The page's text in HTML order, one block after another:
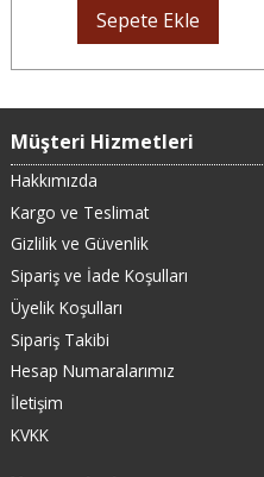
Sepete Ekle
Müşteri Hizmetleri
Hakkımızda
Kargo ve Teslimat
Gizlilik ve Güvenlik
Sipariş ve İade Koşulları
Üyelik Koşulları
Sipariş Takibi
Hesap Numaralarımız
İletişim
KVKK